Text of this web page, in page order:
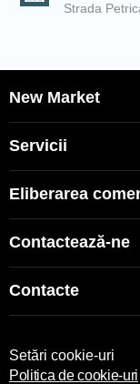
Strada
New Market
Servicii
Eliberarea
Contactează-ne
Contacte
Setări cookie-uri
Politica de cookie-uri